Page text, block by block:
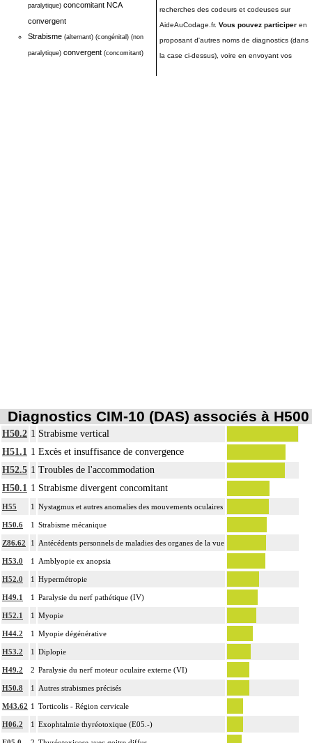
paralytique) concomitant NCA
convergent
Strabisme (alternant) (congénital) (non
paralytique) convergent (concomitant)
recherches des codeurs et codeuses sur
AideAuCodage.fr. Vous pouvez participer en
proposant d'autres noms de diagnostics (dans
la case ci-dessus), voire en envoyant vos
Diagnostics CIM-10 (DAS) associés à H500
H50.2 1 Strabisme vertical
H51.1 1 Excès et insuffisance de convergence
H52.5 1 Troubles de l'accommodation
H50.1 1 Strabisme divergent concomitant
H55 1 Nystagmus et autres anomalies des mouvements oculaires
H50.6 1 Strabisme mécanique
Z86.62 1 Antécédents personnels de maladies des organes de la vue
H53.0 1 Amblyopie ex anopsia
H52.0 1 Hypermétropie
H49.1 1 Paralysie du nerf pathétique (IV)
H52.1 1 Myopie
H44.2 1 Myopie dégénérative
H53.2 1 Diplopie
H49.2 2 Paralysie du nerf moteur oculaire externe (VI)
H50.8 1 Autres strabismes précisés
M43.62 1 Torticolis - Région cervicale
H06.2 1 Exophtalmie thyréotoxique (E05.-)